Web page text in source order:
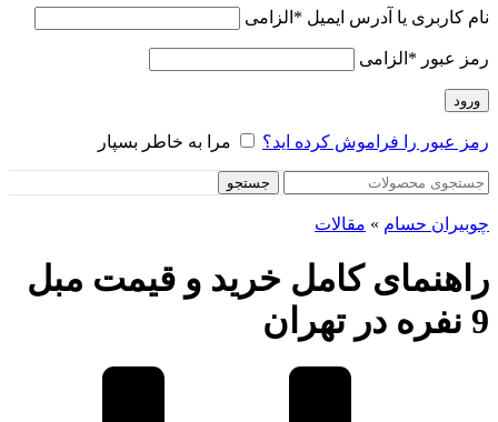
نام کاربری یا آدرس ایمیل * الزامی
رمز عبور * الزامی
ورود
رمز عبور را فراموش کرده اید؟ مرا به خاطر بسپار
جستجو
چوبیران حسام » مقالات
راهنمای کامل خرید و قیمت مبل
9 نفره در تهران